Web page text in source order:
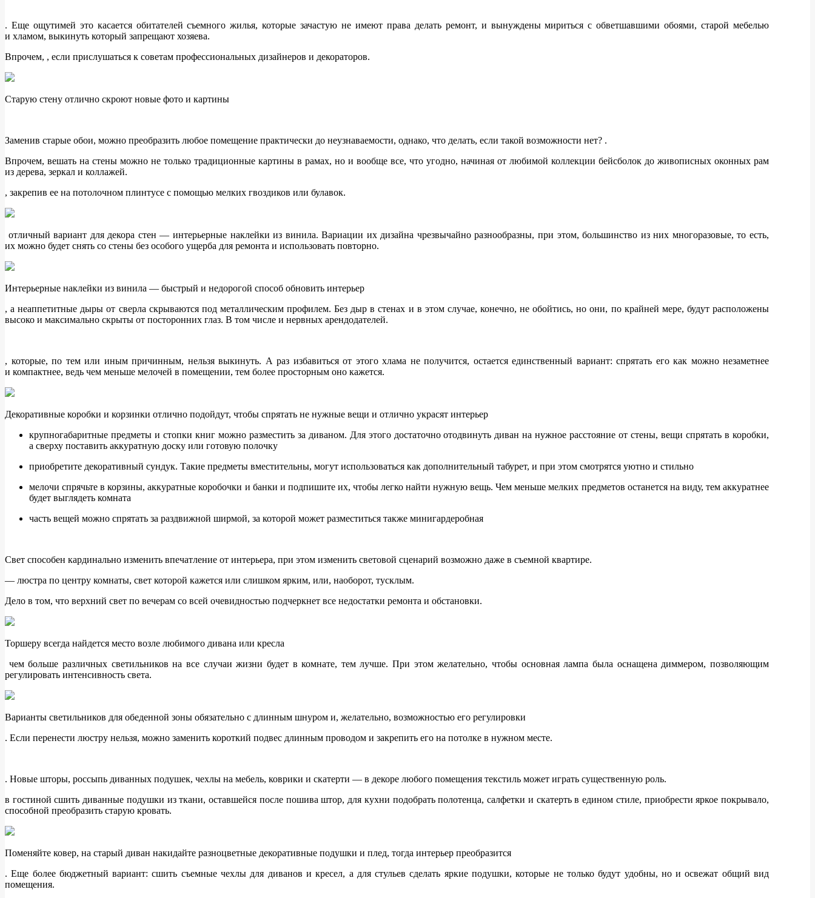
. Еще ощутимей это касается обитателей съемного жилья, которые зачастую не имеют права делать ремонт, и вынуждены мириться с обветшавшими обоями, старой мебелью
и хламом, выкинуть который запрещают хозяева.
Впрочем, , если прислушаться к советам профессиональных дизайнеров и декораторов.
Старую стену отлично скроют новые фото и картины
Заменив старые обои, можно преобразить любое помещение практически до неузнаваемости, однако, что делать, если такой возможности нет? .
Впрочем, вешать на стены можно не только традиционные картины в рамах, но и вообще все, что угодно, начиная от любимой коллекции бейсболок до живописных оконных рам
из дерева, зеркал и коллажей.
, закрепив ее на потолочном плинтусе с помощью мелких гвоздиков или булавок.
отличный вариант для декора стен — интерьерные наклейки из винила. Вариации их дизайна чрезвычайно разнообразны, при этом, большинство из них многоразовые, то есть,
их можно будет снять со стены без особого ущерба для ремонта и использовать повторно.
Интерьерные наклейки из винила — быстрый и недорогой способ обновить интерьер
, а неаппетитные дыры от сверла скрываются под металлическим профилем. Без дыр в стенах и в этом случае, конечно, не обойтись, но они, по крайней мере, будут расположены
высоко и максимально скрыты от посторонних глаз. В том числе и нервных арендодателей.
, которые, по тем или иным причинным, нельзя выкинуть. А раз избавиться от этого хлама не получится, остается единственный вариант: спрятать его как можно незаметнее
и компактнее, ведь чем меньше мелочей в помещении, тем более просторным оно кажется.
Декоративные коробки и корзинки отлично подойдут, чтобы спрятать не нужные вещи и отлично украсят интерьер
крупногабаритные предметы и стопки книг можно разместить за диваном. Для этого достаточно отодвинуть диван на нужное расстояние от стены, вещи спрятать в коробки,
а сверху поставить аккуратную доску или готовую полочку
приобретите декоративный сундук. Такие предметы вместительны, могут использоваться как дополнительный табурет, и при этом смотрятся уютно и стильно
мелочи спрячьте в корзины, аккуратные коробочки и банки и подпишите их, чтобы легко найти нужную вещь. Чем меньше мелких предметов останется на виду, тем аккуратнее
будет выглядеть комната
часть вещей можно спрятать за раздвижной ширмой, за которой может разместиться также минигардеробная
Свет способен кардинально изменить впечатление от интерьера, при этом изменить световой сценарий возможно даже в съемной квартире.
— люстра по центру комнаты, свет которой кажется или слишком ярким, или, наоборот, тусклым.
Дело в том, что верхний свет по вечерам со всей очевидностью подчеркнет все недостатки ремонта и обстановки.
Торшеру всегда найдется место возле любимого дивана или кресла
чем больше различных светильников на все случаи жизни будет в комнате, тем лучше. При этом желательно, чтобы основная лампа была оснащена диммером, позволяющим
регулировать интенсивность света.
Варианты светильников для обеденной зоны обязательно с длинным шнуром и, желательно, возможностью его регулировки
. Если перенести люстру нельзя, можно заменить короткий подвес длинным проводом и закрепить его на потолке в нужном месте.
. Новые шторы, россыпь диванных подушек, чехлы на мебель, коврики и скатерти — в декоре любого помещения текстиль может играть существенную роль.
в гостиной сшить диванные подушки из ткани, оставшейся после пошива штор, для кухни подобрать полотенца, салфетки и скатерть в едином стиле, приобрести яркое покрывало,
способной преобразить старую кровать.
Поменяйте ковер, на старый диван накидайте разноцветные декоративные подушки и плед, тогда интерьер преобразится
. Еще более бюджетный вариант: сшить съемные чехлы для диванов и кресел, а для стульев сделать яркие подушки, которые не только будут удобны, но и освежат общий вид
помещения.